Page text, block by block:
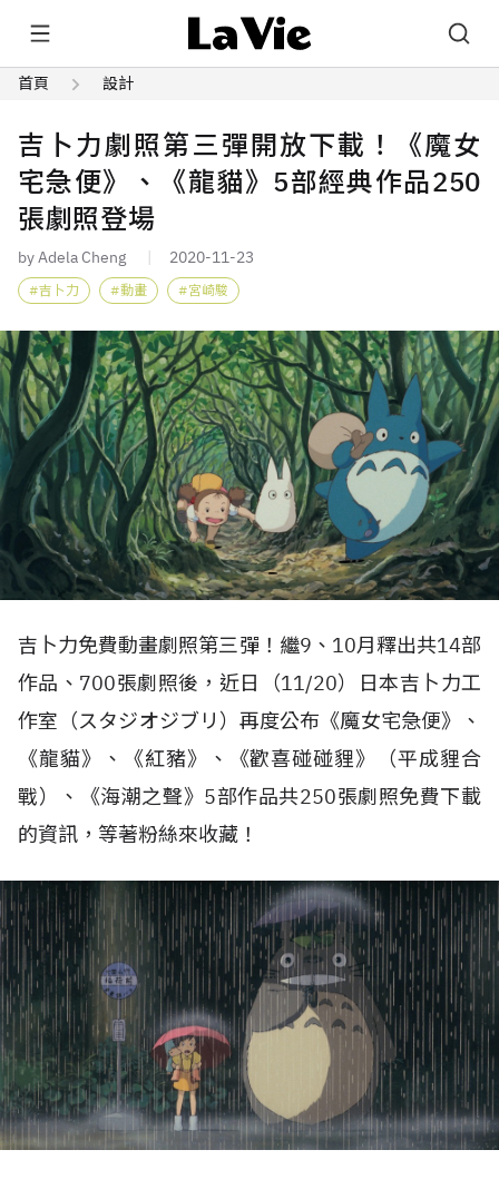
首頁 設計
吉卜力劇照第三彈開放下載！《魔女
宅急便》、《龍貓》5部經典作品250
張劇照登場
by Adela Cheng 2020-11-23
吉卜力 動畫 宮崎駿
吉卜力免費動畫劇照第三彈！繼9、10月釋出共14部
作品、700張劇照後，近日（11/20）日本吉卜力工
作室（スタジオジブリ）再度公布《魔女宅急便》、
《龍貓》、《紅豬》、《歡喜碰碰貍》（平成貍合
戰）、《海潮之聲》5部作品共250張劇照免費下載
的資訊，等著粉絲來收藏！